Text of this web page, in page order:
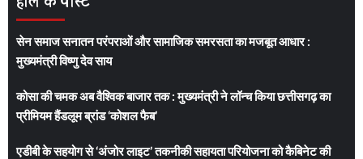
सेन समाज सनातन परंपराओं और सामाजिक समरसता का मजबूत आधार :
मुख्यमंत्री विष्णु देव साय
कोसा की चमक अब वैश्विक बाजार तक : मुख्यमंत्री ने लॉन्च किया छत्तीसगढ़ का
प्रीमियम हैंडलूम ब्रांड ‘कोशल फैब’
एडीबी के सहयोग से ‘अंजोर लाइट’ तकनीकी सहायता परियोजना को कैबिनेट की